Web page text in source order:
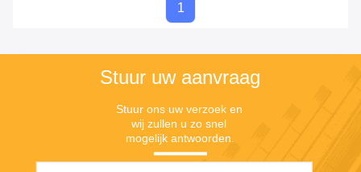
1
Stuur uw aanvraag
Stuur ons uw verzoek en
wij zullen u zo snel
mogelijk antwoorden.